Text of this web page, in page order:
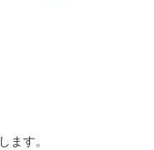
ます。